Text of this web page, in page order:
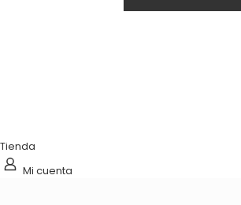
Tienda
Mi cuenta